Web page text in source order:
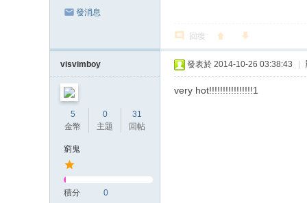
發消息
回復
visvimboy
5
金幣
0
主題
31
回帖
窮鬼
積分 0
發表於 2014-10-26 03:38:43
very hot!!!!!!!!!!!!!!!!1